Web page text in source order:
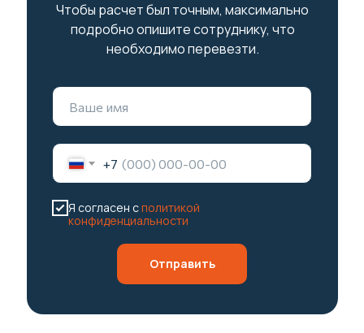
Чтобы расчет был точным, максимально
подробно опишите сотруднику, что
необходимо перевезти.
+7
Я согласен сполитикой
конфиденциальности
Отправить